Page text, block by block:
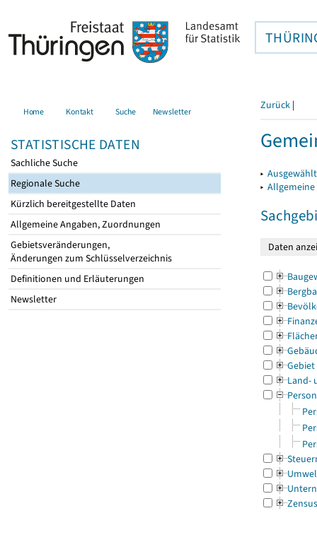
Home Kontakt Suche Newsletter
STATISTISCHE DATEN
Sachliche Suche
Regionale Suche
Kürzlich bereitgestellte Daten
Allgemeine Angaben, Zuordnungen
Gebietsveränderungen,
Änderungen zum Schlüsselverzeichnis
Definitionen und Erläuterungen
Newsletter
Zurück |
▸
▸
Gebiet
Land-
Zensus